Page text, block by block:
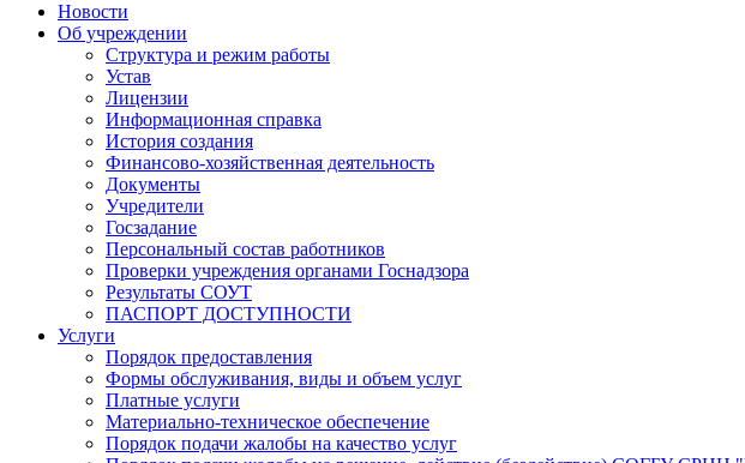
Новости
Об учреждении
Структура и режим работы
Устав
Лицензии
Информационная справка
История создания
Финансово-хозяйственная деятельность
Документы
Учредители
Госзадание
Персональный состав работников
Проверки учреждения органами Госнадзора
Результаты СОУТ
ПАСПОРТ ДОСТУПНОСТИ
Услуги
Порядок предоставления
Формы обслуживания, виды и объем услуг
Платные услуги
Материально-техническое обеспечение
Порядок подачи жалобы на качество услуг